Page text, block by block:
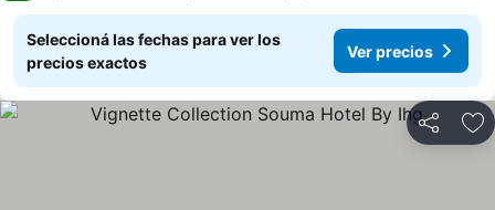
Seleccioná las fechas para ver los
precios exactos
Ver precios
Compartir